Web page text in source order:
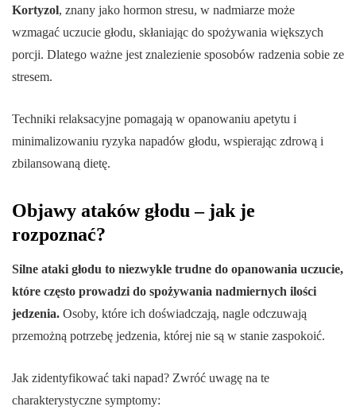
Kortyzol, znany jako hormon stresu, w nadmiarze może
wzmagać uczucie głodu, skłaniając do spożywania większych
porcji. Dlatego ważne jest znalezienie sposobów radzenia sobie ze
stresem.
Techniki relaksacyjne pomagają w opanowaniu apetytu i
minimalizowaniu ryzyka napadów głodu, wspierając zdrową i
zbilansowaną dietę.
Objawy ataków głodu – jak je
rozpoznać?
Silne ataki głodu to niezwykle trudne do opanowania uczucie,
które często prowadzi do spożywania nadmiernych ilości
jedzenia. Osoby, które ich doświadczają, nagle odczuwają
przemożną potrzebę jedzenia, której nie są w stanie zaspokoić.
Jak zidentyfikować taki napad? Zwróć uwagę na te
charakterystyczne symptomy: